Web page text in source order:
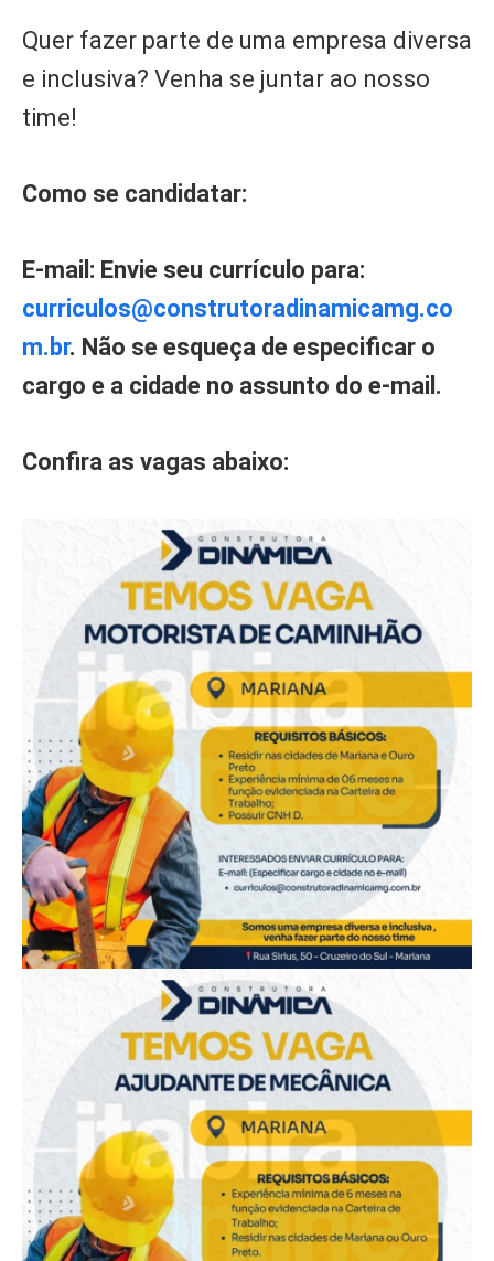
Quer fazer parte de uma empresa diversa
e inclusiva? Venha se juntar ao nosso
time!
Como se candidatar:
E-mail: Envie seu currículo para:
curriculos@construtoradinamicamg.co
m.br. Não se esqueça de especificar o
cargo e a cidade no assunto do e-mail.
Confira as vagas abaixo: